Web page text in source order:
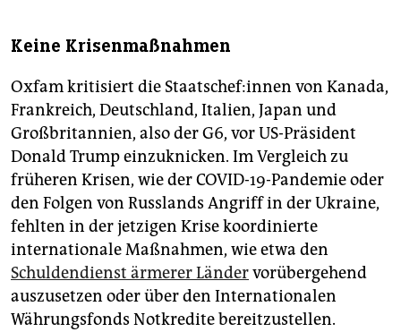
Keine Krisenmaßnahmen
Oxfam kritisiert die Staats­che­f:in­nen von Kanada,
Frankreich, Deutschland, Italien, Japan und
Großbritannien, also der G6, vor US-Präsident
Donald Trump einzuknicken. Im Vergleich zu
früheren Krisen, wie der COVID-19-Pandemie oder
den Folgen von Russlands Angriff in der Ukraine,
fehlten in der jetzigen Krise koordinierte
internationale Maßnahmen, wie etwa den
Schuldendienst ärmerer Ländervorübergehend
auszusetzen oder über den Internationalen
Währungsfonds Notkredite bereitzustellen.